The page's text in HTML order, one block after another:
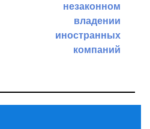
незаконном
владении
иностранных
компаний